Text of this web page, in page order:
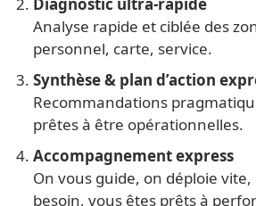
Analyse rapide et ciblée des
personnel, carte, service.
Synthèse & plan d’action
Recommandations
prêtes à être opérationnelles.
Accompagnement express
On vous guide, on déploie vite,
besoin, vous êtes prêts à